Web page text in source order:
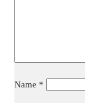
Name *